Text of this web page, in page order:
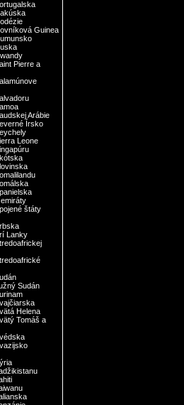
Guinea
Pierre a
Arábie
Írsko
Leone
štáty
Lanky
Sudán
Helena
Tomáš a